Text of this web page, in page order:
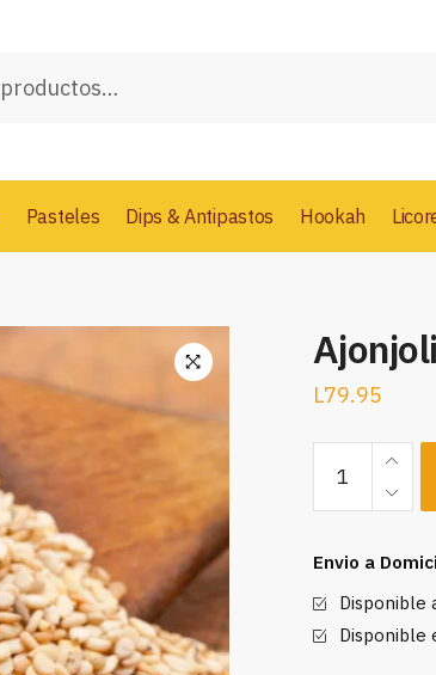
Pasteles Dips & Antipastos Hookah
L79.95
oz
Envio a
Disponible
Disponible